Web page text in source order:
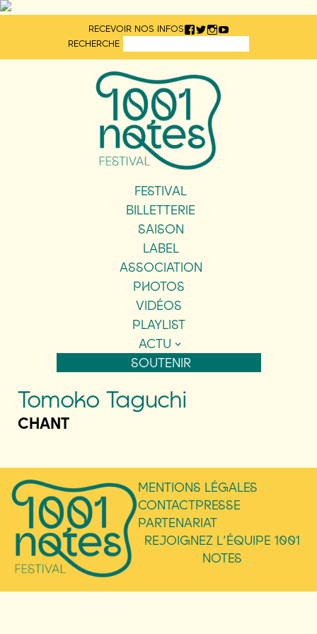
RECEVOIR NOS INFOS
RECHERCHE
FESTIVAL
BILLETTERIE
SAISON
LABEL
ASSOCIATION
PHOTOS
VIDÉOS
PLAYLIST
ACTU
SOUTENIR
Tomoko Taguchi
CHANT
MENTIONS LÉGALES
CONTACTPRESSE
PARTENARIAT
REJOIGNEZ L’ÉQUIPE 1001
NOTES